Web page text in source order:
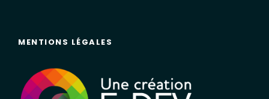
MENTIONS LÉGALES